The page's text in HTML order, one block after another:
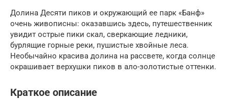
Долина Десяти пиков и окружающий ее парк «Банф»
очень живописны: оказавшись здесь, путешественник
увидит острые пики скал, сверкающие ледники,
бурлящие горные реки, пушистые хвойные леса.
Необычайно красива долина на рассвете, когда солнце
окрашивает верхушки пиков в ало-золотистые оттенки.
Краткое описание